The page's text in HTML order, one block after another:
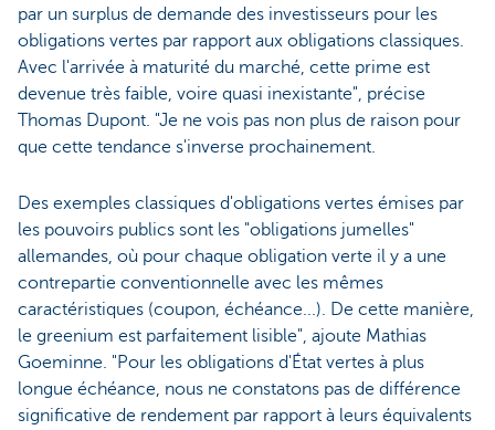
par un surplus de demande des investisseurs pour les
obligations vertes par rapport aux obligations classiques.
Avec l'arrivée à maturité du marché, cette prime est
devenue très faible, voire quasi inexistante", précise
Thomas Dupont. "Je ne vois pas non plus de raison pour
que cette tendance s'inverse prochainement.
Des exemples classiques d'obligations vertes émises par
les pouvoirs publics sont les "obligations jumelles"
allemandes, où pour chaque obligation verte il y a une
contrepartie conventionnelle avec les mêmes
caractéristiques (coupon, échéance...). De cette manière,
le greenium est parfaitement lisible", ajoute Mathias
Goeminne. "Pour les obligations d'État vertes à plus
longue échéance, nous ne constatons pas de différence
significative de rendement par rapport à leurs équivalents